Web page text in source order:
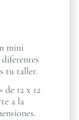
mini
tu taller.
12 x 12
a la